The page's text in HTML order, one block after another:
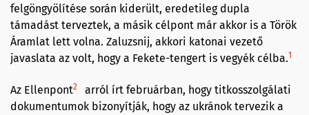
felgöngyölítése során kiderült, eredetileg dupla
támadást terveztek, a másik célpont már akkor is a Török
Áramlat lett volna. Zaluzsnij, akkori katonai vezető
javaslata az volt, hogy a Fekete-tengert is vegyék célba.1
Az Ellenpont2
arról írt februárban, hogy titkosszolgálati
dokumentumok bizonyítják, hogy az ukránok tervezik a